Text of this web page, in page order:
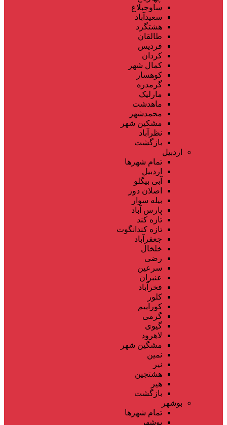
ساوجبلاغ
سعیدآباد
هشتگرد
طالقان
فردیس
کردان
کمال شهر
کوهسار
گرمدره
مارلیک
ماهدشت
محمدشهر
مشکین شهر
نظرآباد
بازگشت
اردبیل
تمام شهر‌ها
اردبیل
آبی بیگلو
اصلان دوز
بیله سوار
پارس آباد
تازه کند
تازه کندانگوت
جعفرآباد
خلخال
رضی
سرعین
عنبران
فخرآباد
کلور
کوراییم
گرمی
گیوی
لاهرود
مشگین شهر
نمین
نیر
هشتجین
هیر
بازگشت
بوشهر
تمام شهر‌ها
بوشهر